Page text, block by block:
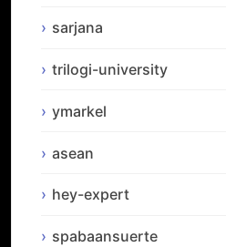
sarjana
trilogi-university
ymarkel
asean
hey-expert
spabaansuerte